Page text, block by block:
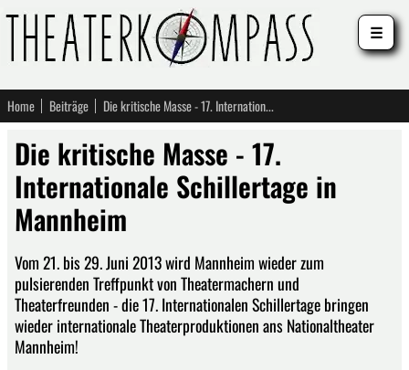
Home Beiträge Die kritische Masse - 17. Internationale Schillertage in Mannheim
Die kritische Masse - 17.
Internationale Schillertage in
Mannheim
Vom 21. bis 29. Juni 2013 wird Mannheim wieder zum
pulsierenden Treffpunkt von Theatermachern und
Theaterfreunden - die 17. Internationalen Schillertage bringen
wieder internationale Theaterproduktionen ans Nationaltheater
Mannheim!
☰